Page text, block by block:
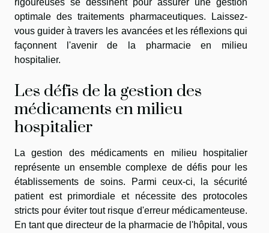
optimale des traitements pharmaceutiques. Laissez-
vous guider à travers les avancées et les réflexions qui
façonnent l'avenir de la pharmacie en milieu
hospitalier.
Les défis de la gestion des
médicaments en milieu
hospitalier
La gestion des médicaments en milieu hospitalier
représente un ensemble complexe de défis pour les
établissements de soins. Parmi ceux-ci, la sécurité
patient est primordiale et nécessite des protocoles
stricts pour éviter tout risque d'erreur médicamenteuse.
En tant que directeur de la pharmacie de l'hôpital, vous